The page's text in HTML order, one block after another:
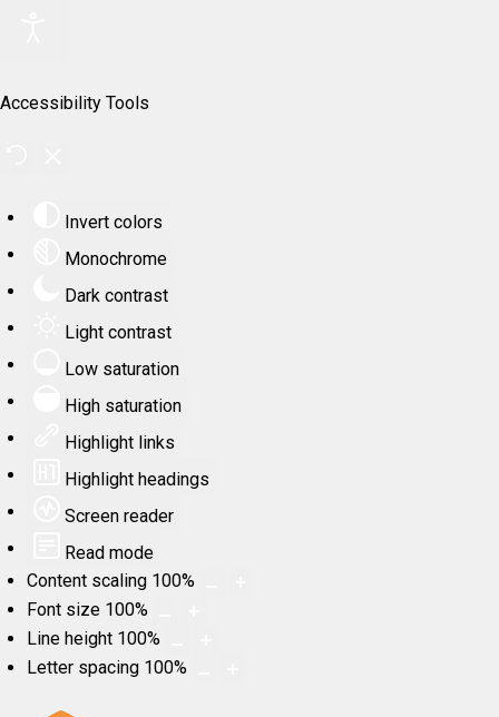
Accessibility Tools
Invert colors
Monochrome
Dark contrast
Light contrast
Low saturation
High saturation
Highlight links
Highlight headings
Screen reader
Read mode
Content scaling 100%
Font size 100%
Line height 100%
Letter spacing 100%